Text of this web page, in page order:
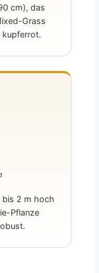
cm), das
Grass
kupferrot.
bis 2 m hoch
Pflanze